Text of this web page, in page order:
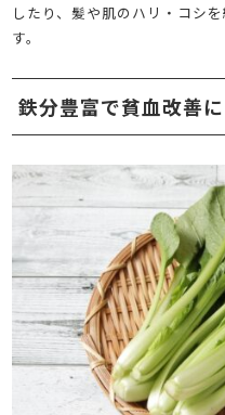
したり、髪や肌のハリ・コシ
す。
鉄分豊富で貧血改善